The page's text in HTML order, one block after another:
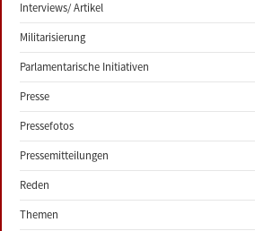
Interviews/ Artikel
Militarisierung
Parlamentarische Initiativen
Presse
Pressefotos
Pressemitteilungen
Reden
Themen